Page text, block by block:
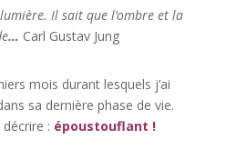
Il sait que l’ombre et la
… Carl Gustav Jung
mois durant lesquels j’ai
sa dernière phase de vie.
décrire : époustouflant !